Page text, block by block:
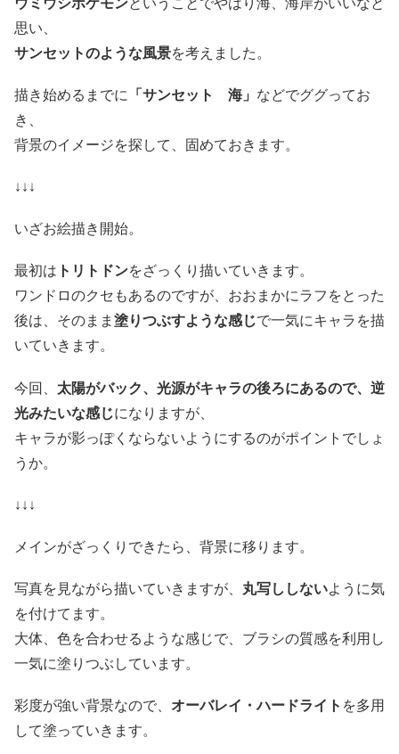
思い、
サンセットのような風景を考えました。
描き始めるまでに 「サンセット 海」 などでググってお
き、
背景のイメージを探して、固めておきます。
↓↓↓
いざお絵描き開始。
最初は トリトドンをざっくり描いていきます。
ワンドロのクセもあるのですが、おおまかにラフをとった
後は、そのまま 塗りつぶすような感じで一気にキャラを描
いていきます。
今回、 太陽がバック、光源がキャラの後ろにあるので、逆
光みたいな感じになりますが、
キャラが影っぽくならないようにするのがポイントでしょ
うか。
↓↓↓
メインがざっくりできたら、背景に移ります。
写真を見ながら描いていきますが、 丸写ししないように気
を付けてます。
大体、色を合わせるような感じで、ブラシの質感を利用し
一気に塗りつぶしています。
彩度が強い背景なので、 オーバレイ・ハードライト を多用
して塗っていきます。